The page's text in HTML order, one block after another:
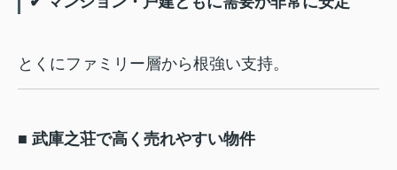
とくにファミリー層から根強い支持。
■ 武庫之荘で高く売れやすい物件